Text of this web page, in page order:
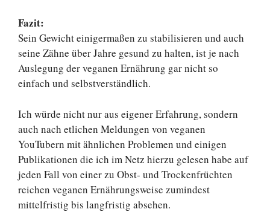
Fazit:
Sein Gewicht einigermaßen zu stabilisieren und auch
seine Zähne über Jahre gesund zu halten, ist je nach
Auslegung der veganen Ernährung gar nicht so
einfach und selbstverständlich.
Ich würde nicht nur aus eigener Erfahrung, sondern
auch nach etlichen Meldungen von veganen
YouTubern mit ähnlichen Problemen und einigen
Publikationen die ich im Netz hierzu gelesen habe auf
jeden Fall von einer zu Obst- und Trockenfrüchten
reichen veganen Ernährungsweise zumindest
mittelfristig bis langfristig absehen.